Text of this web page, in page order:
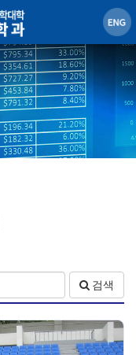
검색